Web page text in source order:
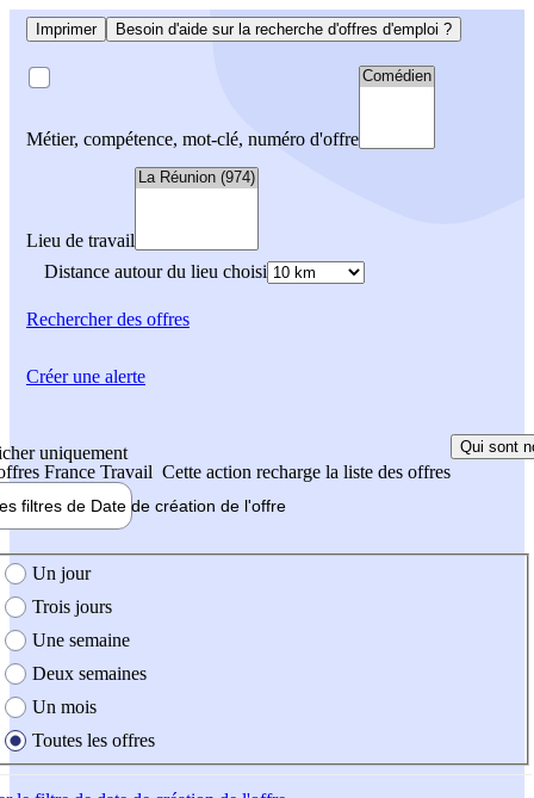
Imprimer Besoin d'aide sur la recherche d'offres d'emploi ?
Métier, compétence, mot-clé, numéro d'offre
Lieu de travail
Distance autour du lieu choisi
Rechercherdes offres
uniquement
France Travail Cette action recharge la liste des offres
Qui sont
filtres de Date de création de l'offre
création de l'offre
Un jour
Trois jours
Une semaine
Deux semaines
Un mois
Toutes les offres
Créer une alerte